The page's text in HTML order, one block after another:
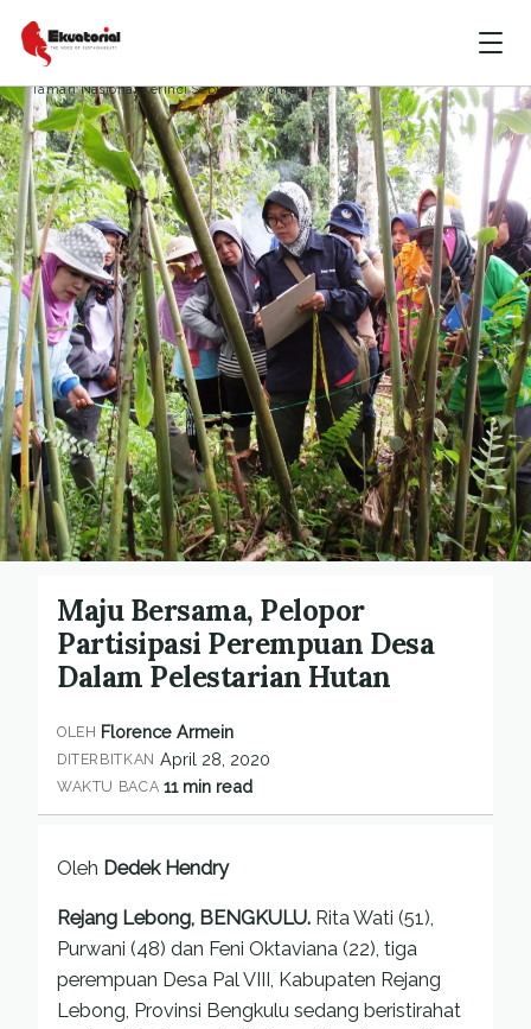
Anoa conservation
rural women
Taman Nasional Kerinci Seblat women
Maju Bersama, Pelopor
Partisipasi Perempuan Desa
Dalam Pelestarian Hutan
OLEH Florence Armein
DITERBITKAN April 28, 2020
WAKTU BACA 11 min read
Oleh Dedek Hendry
Rejang Lebong, BENGKULU. Rita Wati (51),
Purwani (48) dan Feni Oktaviana (22), tiga
perempuan Desa Pal VIII, Kabupaten Rejang
Lebong, Provinsi Bengkulu sedang beristirahat